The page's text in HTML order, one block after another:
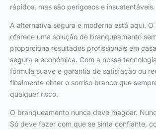
rápidos, mas são perigosos e insustentáveis.
A alternativa segura e moderna está aqui. O
oferece uma solução de branqueamento
proporciona resultados profissionais em
segura e económica. Com a nossa
fórmula suave e garantia de satisfação ou
finalmente obter o sorriso branco que
qualquer risco.
O branqueamento nunca deve magoar.
Só deve fazer com que se sinta confiante,